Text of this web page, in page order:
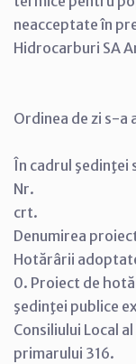
neacceptate în
Hidrocarburi SA
Ordinea de zi s-
În cadrul
Nr.
crt.
Denumirea
Hotărârii
0. Proiect de
şedinţei publice
Consiliului Local
primarului 316.